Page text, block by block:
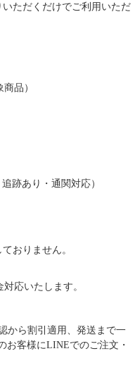
ただくだけでご利用いただ
品）
跡あり・通関対応）
おりません。
応いたします。
から割引適用、発送まで一
お客様にLINEでのご注文・